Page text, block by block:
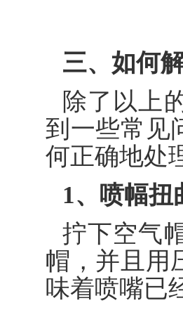
三、如何
除了以上
到一些常见
何正确地处
1、喷幅扭
拧下空气
帽，并且用
味着喷嘴已